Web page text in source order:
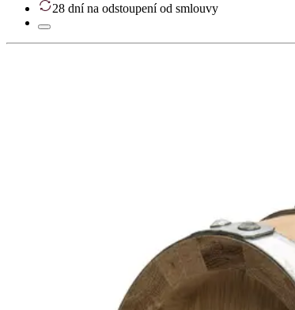
28 dní na odstoupení od smlouvy